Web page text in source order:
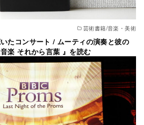
芸術書籍/音楽・美術
たコンサート / ムーティの演奏と彼の
楽 それから言葉 』を読む